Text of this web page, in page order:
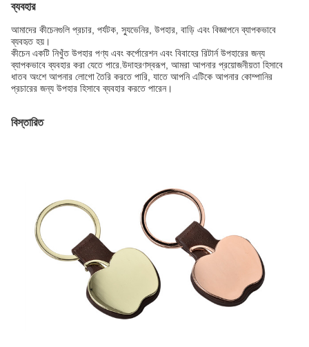
ব্যবহার
আমাদের কীচেনগুলি প্রচার, পর্যটক, স্যুভেনির, উপহার, বাড়ি এবং বিজ্ঞাপনে ব্যাপকভাবে
ব্যবহৃত হয়।
কীচেন একটি নিখুঁত উপহার পণ্য এবং কর্পোরেশন এবং বিবাহের রিটার্ন উপহারের জন্য
ব্যাপকভাবে ব্যবহার করা যেতে পারে .উদাহরণস্বরূপ, আমরা আপনার প্রয়োজনীয়তা হিসাবে
ধাতব অংশে আপনার লোগো তৈরি করতে পারি, যাতে আপনি এটিকে আপনার কোম্পানির
প্রচারের জন্য উপহার হিসাবে ব্যবহার করতে পারেন।
বিস্তারিত